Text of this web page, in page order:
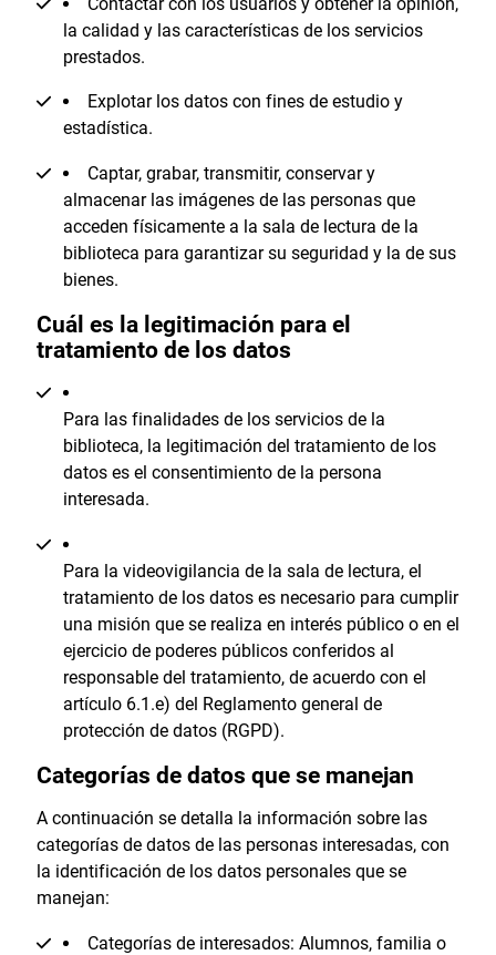
la calidad y las características de los servicios
prestados.
Explotar los datos con fines de estudio y
estadística.
Captar, grabar, transmitir, conservar y
almacenar las imágenes de las personas que
acceden físicamente a la sala de lectura de la
biblioteca para garantizar su seguridad y la de sus
bienes.
Cuál es la legitimación para el
tratamiento de los datos
Para las finalidades de los servicios de la
biblioteca, la legitimación del tratamiento de los
datos es el consentimiento de la persona
interesada.
Para la videovigilancia de la sala de lectura, el
tratamiento de los datos es necesario para cumplir
una misión que se realiza en interés público o en el
ejercicio de poderes públicos conferidos al
responsable del tratamiento, de acuerdo con el
artículo 6.1.e) del Reglamento general de
protección de datos (RGPD).
Categorías de datos que se manejan
A continuación se detalla la información sobre las
categorías de datos de las personas interesadas, con
la identificación de los datos personales que se
manejan:
Categorías de interesados: Alumnos, familia o